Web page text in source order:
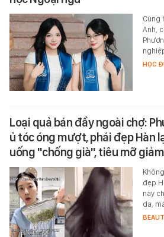
Cùng
Anh,
HỌC
Loại quả bán đầy ngoài chợ:
ủ tóc óng mượt, phái đẹp Hàn
uống "chống già", tiêu mỡ
đẹp
này
da,